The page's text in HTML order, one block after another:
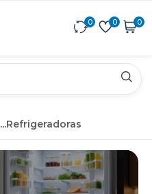
0 0 0
...Refrigeradoras